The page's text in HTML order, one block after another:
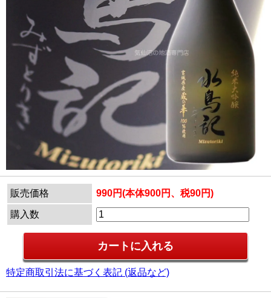
販売価格 990円(本体900円、税90円)
購入数
特定商取引法に基づく表記 (返品など)